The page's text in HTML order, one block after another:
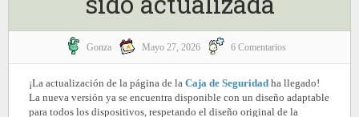
Gonza Mayo 27, 2026 6 Comentarios
¡La actualización de la página de la Caja de Seguridad ha llegado!
La nueva versión ya se encuentra disponible con un diseño adaptable
para todos los dispositivos, respetando el diseño original de la